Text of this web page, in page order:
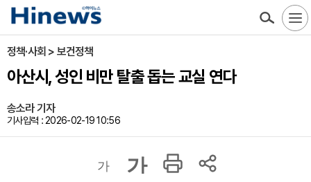
정책·사회 > 보건정책
아산시, 성인 비만 탈출 돕는 교실 연다
송소라 기자
기사입력 : 2026-02-19 10:56
가 가